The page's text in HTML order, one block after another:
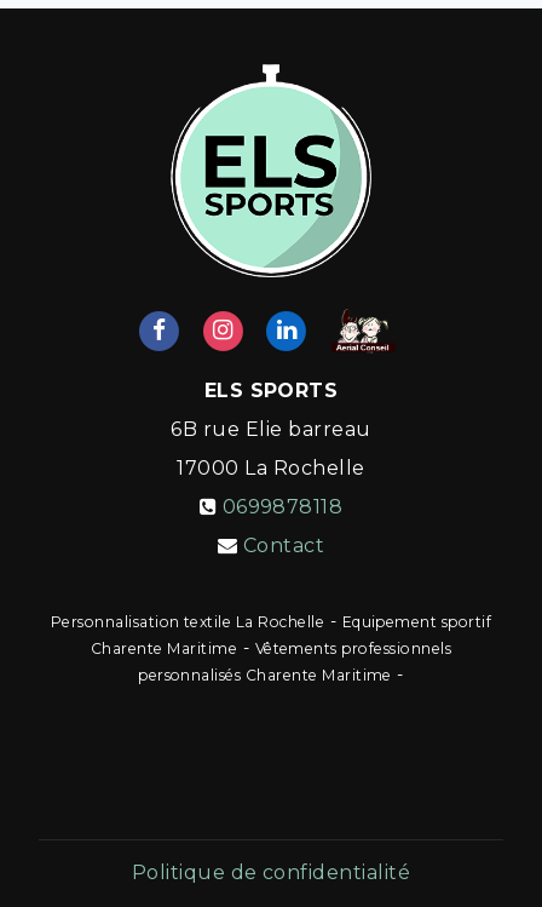
ELS SPORTS
6B rue Elie barreau
17000 La Rochelle
0699878118
Contact
Personnalisation textile La Rochelle - Equipement sportif
Charente Maritime - Vêtements professionnels
personnalisés Charente Maritime -
Politique de confidentialité